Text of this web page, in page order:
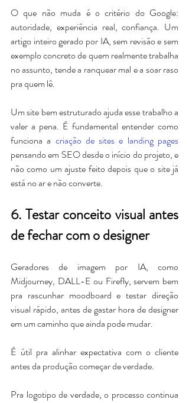
O que não muda é o critério do Google:
autoridade, experiência real, confiança. Um
artigo inteiro gerado por IA, sem revisão e sem
exemplo concreto de quem realmente trabalha
no assunto, tende a ranquear mal e a soar raso
pra quem lê.
Um site bem estruturado ajuda esse trabalho a
valer a pena. É fundamental entender como
funciona a criação de sites e landing pages
pensando em SEO desde o início do projeto, e
não como um ajuste feito depois que o site já
está no ar e não converte.
6. Testar conceito visual antes
de fechar com o designer
Geradores de imagem por IA, como
Midjourney, DALL-E ou Firefly, servem bem
pra rascunhar moodboard e testar direção
visual rápido, antes de gastar hora de designer
em um caminho que ainda pode mudar.
É útil pra alinhar expectativa com o cliente
antes da produção começar de verdade.
Pra logotipo de verdade, o processo continua